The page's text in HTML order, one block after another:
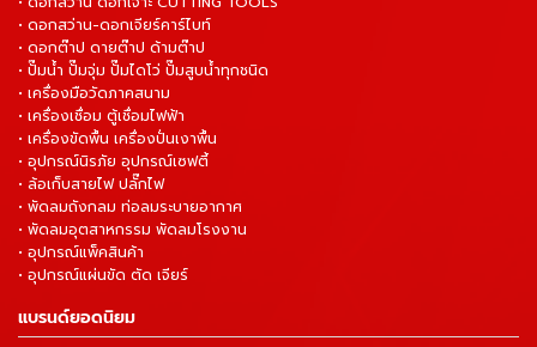
• ดอกสว่าน-ดอกเจียร์คาร์ไบท์
• ดอกต๊าป ดายต๊าป ด้ามต๊าป
• ปั๊มน้ำ ปั๊มจุ่ม ปั๊มไดโว่ ปั๊มสูบน้ำทุกชนิด
• เครื่องมือวัดภาคสนาม
• เครื่องเชื่อม ตู้เชื่อมไฟฟ้า
• เครื่องขัดพื้น เครื่องปั่นเงาพื้น
• อุปกรณ์นิรภัย อุปกรณ์เซฟตี้
• ล้อเก็บสายไฟ ปลั๊กไฟ
• พัดลมถังกลม ท่อลมระบายอากาศ
• พัดลมอุตสาหกรรม พัดลมโรงงาน
• อุปกรณ์แพ็คสินค้า
• อุปกรณ์แผ่นขัด ตัด เจียร์
แบรนด์ยอดนิยม